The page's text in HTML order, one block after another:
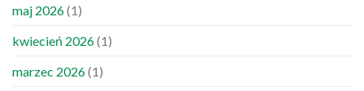
maj 2026(1)
kwiecień 2026(1)
marzec 2026(1)